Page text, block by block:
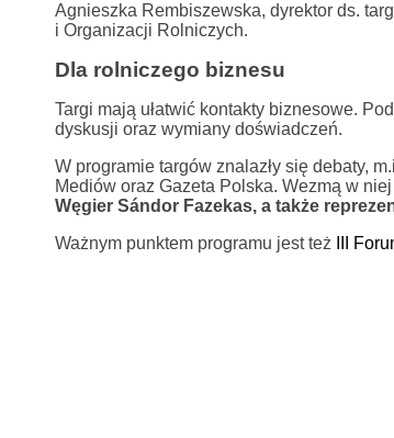
Agnieszka Rembiszewska, dyrektor ds.
i Organizacji Rolniczych.
Dla rolniczego biznesu
Targi mają ułatwić kontakty biznesowe.
dyskusji oraz wymiany doświadczeń.
W programie targów znalazły się debaty,
Mediów oraz Gazeta Polska. Wezmą w niej
Węgier Sándor Fazekas, a także
Ważnym punktem programu jest też
III